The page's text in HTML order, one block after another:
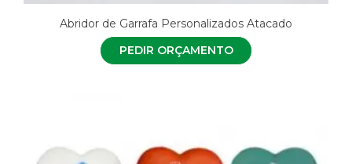
Abridor de Garrafa Personalizados Atacado
PEDIR ORÇAMENTO